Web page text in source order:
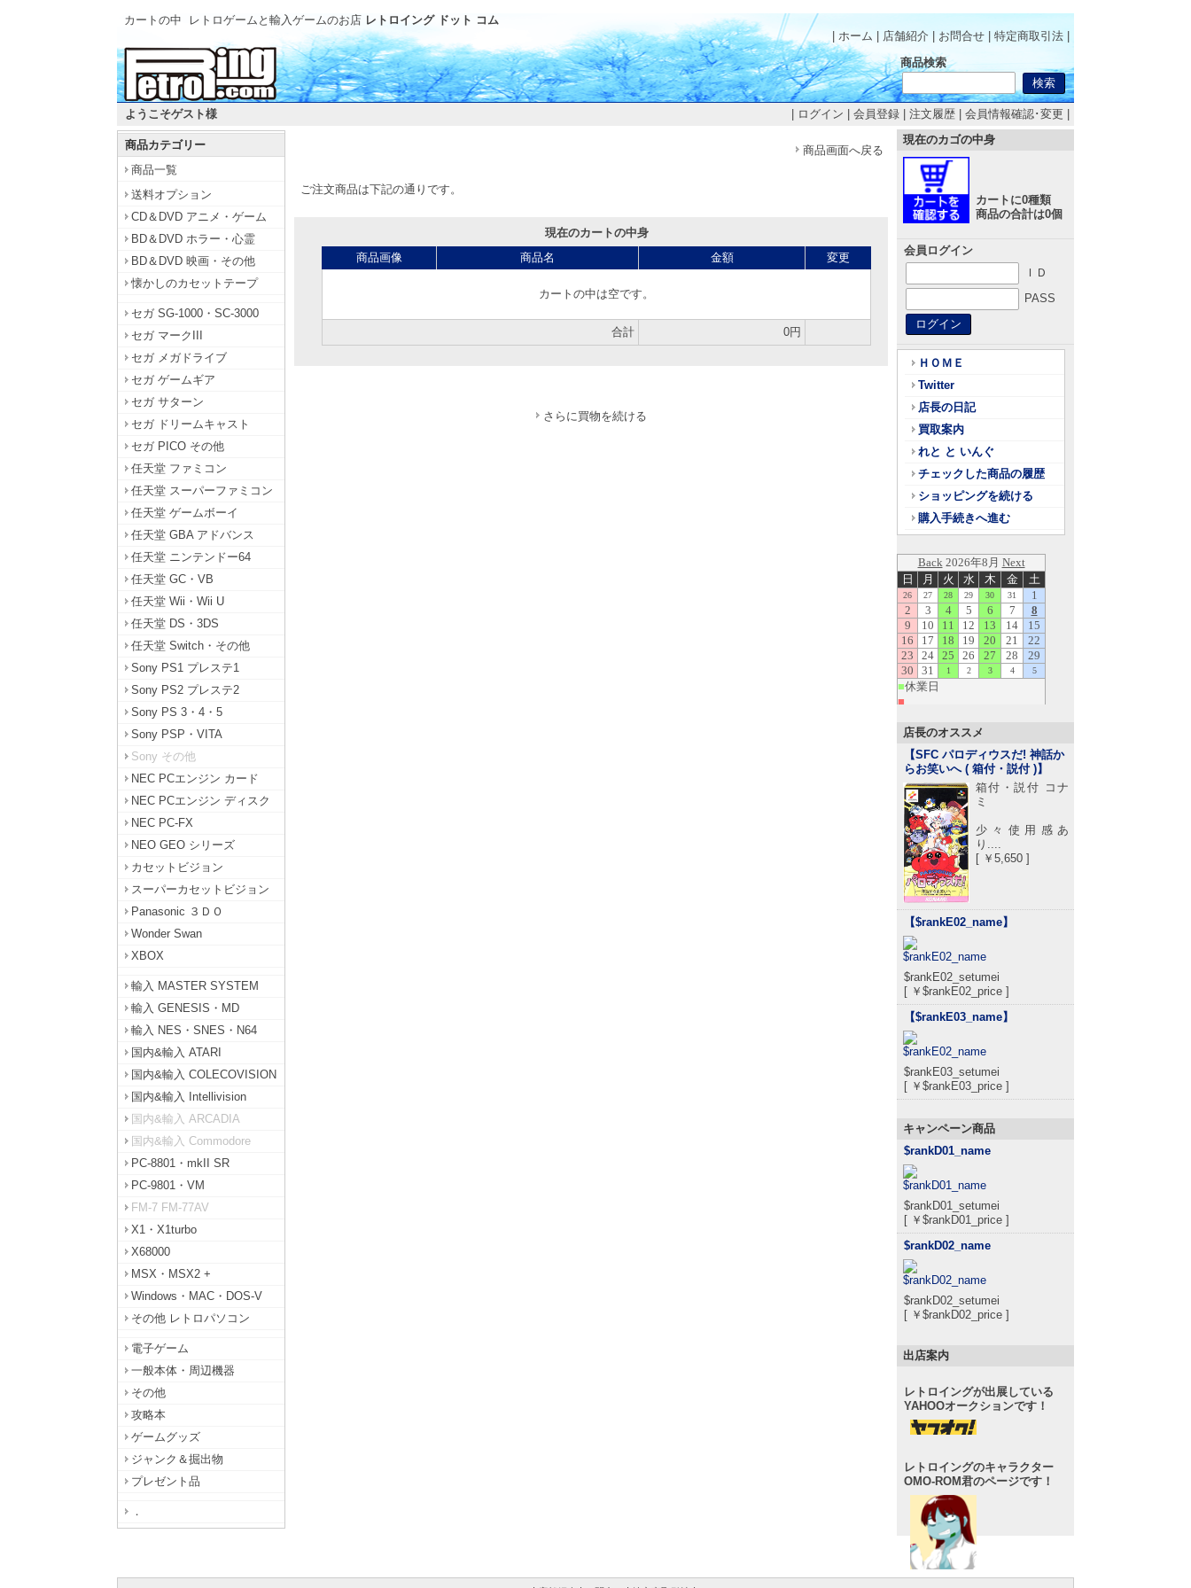
カートの中 レトロゲームと輸入ゲームのお店 レトロイング ドット コム
| ホーム
店舗紹介 お問合せ 特定商取引法
商品検索
ようこそゲスト様 ログイン 会員登録 注文履歴 会員情報確認･変更
商品カテゴリー
商品一覧
送料オプション
CD＆DVD アニメ・ゲーム
BD＆DVD ホラー・心霊
BD＆DVD 映画・その他
懐かしのカセットテープ
セガ SG-1000・SC-3000
セガ マークIII
セガ メガドライブ
セガ ゲームギア
セガ サターン
セガ ドリームキャスト
セガ PICO その他
任天堂 ファミコン
任天堂 スーパーファミコン
任天堂 ゲームボーイ
任天堂 GBA アドバンス
任天堂 ニンテンドー64
任天堂 GC・VB
任天堂 Wii・Wii U
任天堂 DS・3DS
任天堂 Switch・その他
Sony PS1 プレステ1
Sony PS2 プレステ2
Sony PS 3・4・5
Sony PSP・VITA
Sony その他
NEC PCエンジン カード
NEC PCエンジン ディスク
NEC PC-FX
NEO GEO シリーズ
カセットビジョン
スーパーカセットビジョン
Panasonic ３ＤＯ
Wonder Swan
XBOX
輸入 MASTER SYSTEM
輸入 GENESIS・MD
輸入 NES・SNES・N64
国内&輸入 ATARI
国内&輸入 COLECOVISION
国内&輸入 Intellivision
国内&輸入 ARCADIA
国内&輸入 Commodore
PC-8801・mkII SR
PC-9801・VM
FM-7 FM-77AV
X1・X1turbo
X68000
MSX・MSX2 +
Windows・MAC・DOS-V
その他 レトロパソコン
電子ゲーム
一般本体・周辺機器
その他
攻略本
ゲームグッズ
ジャンク＆掘出物
プレゼント品
．
商品画面へ戻る
ご注文商品は下記の通りです。
現在のカートの中身
商品画像
商品名 金額 変更
カートの中は空です。
合計 0円
さらに買物を続ける
現在のカゴの中身
カートに0種類
商品の合計は0個
会員ログイン
ＩＤ
PASS
ＨＯＭＥ
Twitter
店長の日記
買取案内
れと と いんぐ
チェックした商品の履歴
ショッピングを続ける
購入手続きへ進む
店長のオススメ
【SFC パロディウスだ! 神話か
らお笑いへ ( 箱付・説付 )】
箱付・説付 コナ
ミ
少々使用感あ
り....
[ ￥5,650 ]
【$rankE02_name】
$rankE02_setumei
[ ￥$rankE02_price ]
【$rankE03_name】
$rankE03_setumei
[ ￥$rankE03_price ]
キャンペーン商品
$rankD01_name
$rankD01_setumei
[ ￥$rankD01_price ]
$rankD02_name
$rankD02_setumei
[ ￥$rankD02_price ]
出店案内
レトロイングが出展している
YAHOOオークションです！
レトロイングのキャラクター
OMO-ROM君のページです！